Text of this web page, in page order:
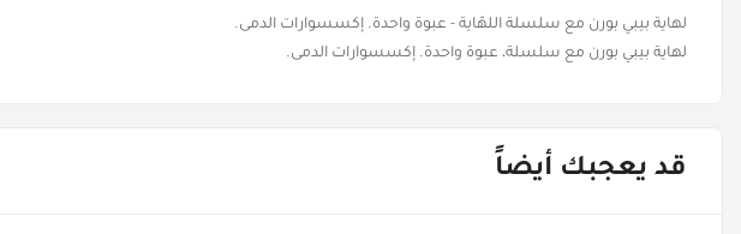
لهاية بيبي بورن مع سلسلة اللهّاية - عبوة واحدة. إكسسوارات الدمى.
لهاية بيبي بورن مع سلسلة، عبوة واحدة. إكسسوارات الدمى.
قد يعجبك أيضاً